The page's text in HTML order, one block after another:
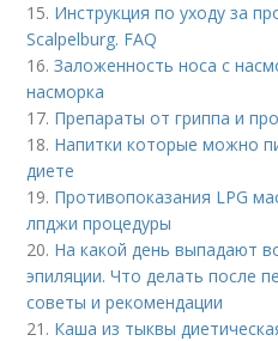
15. Инструкция по уходу за
Scalpelburg. FAQ
16.Заложенность носа с
насморка
17. Препараты от гриппа и
18. Напитки которые можно
диете
19. Противопоказания LPG
лпджи процедуры
20. На какой день выпадают
эпиляции. Что делать после
советы и рекомендации
21. Каша из тыквы